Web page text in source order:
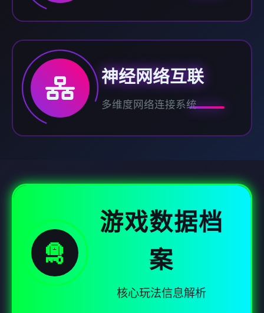
神经网络互联
多维度网络连接系统
🛅
游戏数据档
案
核心玩法信息解析